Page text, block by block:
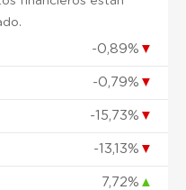
-0,89% ▼
-0,79% ▼
-15,73% ▼
-13,13% ▼
7,72% ▲